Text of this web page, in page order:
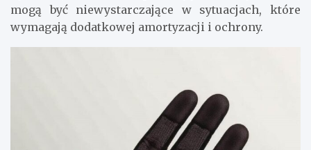
mogą być niewystarczające w sytuacjach, które
wymagają dodatkowej amortyzacji i ochrony.